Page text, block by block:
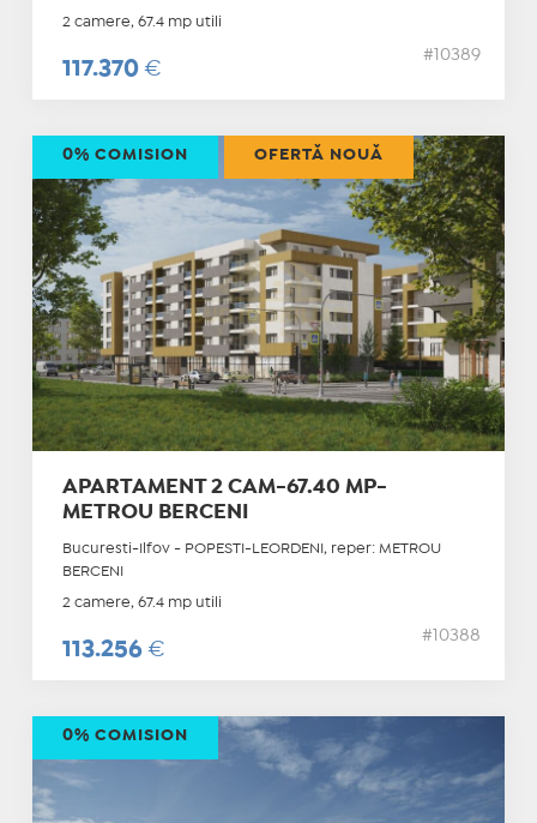
2 camere, 67.4 mp utili
117.370 €
#10389
APARTAMENT 2 CAM-67.40 MP-
METROU BERCENI
Bucuresti-Ilfov - POPESTI-LEORDENI, reper: METROU
BERCENI
2 camere, 67.4 mp utili
113.256 €
#10388
0% COMISION OFERTĂ NOUĂ
0% COMISION